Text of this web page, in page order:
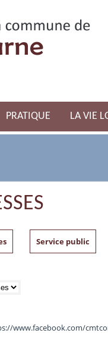
PRATIQUE LA VIE
Service public
www.facebook.com/